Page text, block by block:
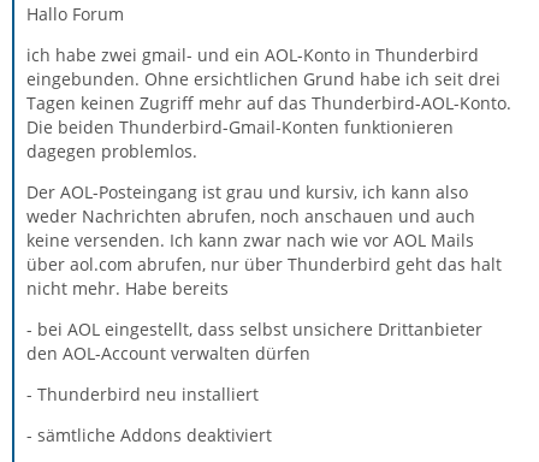
Hallo Forum
ich habe zwei gmail- und ein AOL-Konto in Thunderbird
eingebunden. Ohne ersichtlichen Grund habe ich seit drei
Tagen keinen Zugriff mehr auf das Thunderbird-AOL-Konto.
Die beiden Thunderbird-Gmail-Konten funktionieren
dagegen problemlos.
Der AOL-Posteingang ist grau und kursiv, ich kann also
weder Nachrichten abrufen, noch anschauen und auch
keine versenden. Ich kann zwar nach wie vor AOL Mails
über aol.com abrufen, nur über Thunderbird geht das halt
nicht mehr. Habe bereits
- bei AOL eingestellt, dass selbst unsichere Drittanbieter
den AOL-Account verwalten dürfen
- Thunderbird neu installiert
- sämtliche Addons deaktiviert